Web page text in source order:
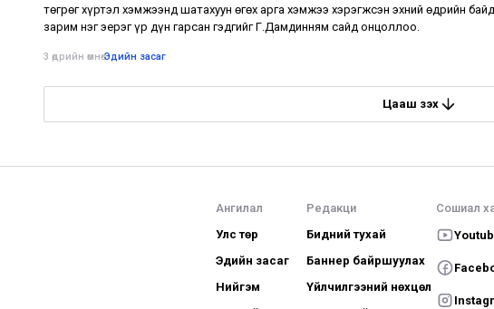
төгрөг хүртэл хэмжээнд шатахуун өгөх арга хэмжээ хэрэгжсэн эхний өдрийн
зарим нэг эерэг үр дүн гарсан гэдгийг Г.Дамдинням сайд онцоллоо.
3 өдрийн өмнө•Эдийн засаг
Цааш үзэх
Ангилал
Улс төр
Эдийн засаг
Нийгэм
Редакци
Бидний тухай
Баннер байршуулах
Үйлчилгээний нөхцөл
Сошиал